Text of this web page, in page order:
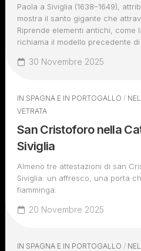
Paola a Siviglia (1638–1649),
mostra il santo gigante che
Riprende elementi antichi, come
richiama il modello precedente di
30 Novembre 2025
IN SPAGNA E IN PORTOGALLO /
VETRATA
San Cristoforo nella
Siviglia
Almeno tre attestazioni di san
Siviglia: un affresco, una porta
fiamminga.
20 Novembre 2025
IN SPAGNA E IN PORTOGALLO /